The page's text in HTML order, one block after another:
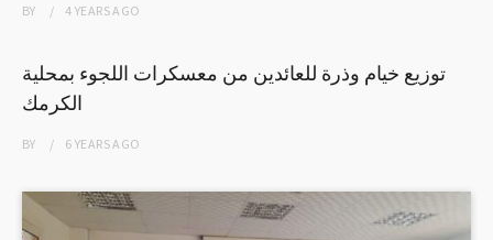
BY 4 YEARSAGO
توزيع خيام وذرة للعائدين من معسكرات اللجوء بمحلية
الكرمك
BY 6 YEARSAGO